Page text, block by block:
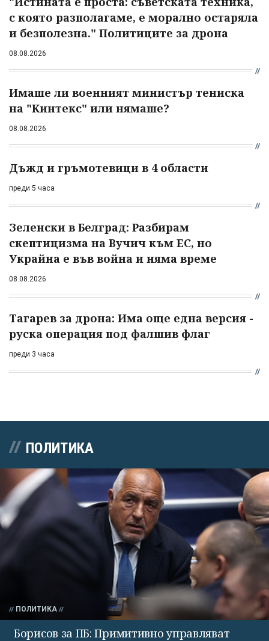
с която разполагаме, е морално остаряла
и безполезна." Политиците за дрона
08.08.2026
Имаше ли военният министър тениска
на "Кинтекс" или нямаше?
08.08.2026
Дъжд и гръмотевици в 4 области
преди 5 часа
Зеленски в Белград: Разбирам
скептицизма на Вучич към ЕС, но
Украйна е във война и няма време
08.08.2026
Тагарев за дрона: Има още една версия -
руска операция под фалшив флаг
преди 3 часа
ПОЛИТИКА
ПОЛИТИКА
Борисов за ПБ: Примитивно управляват